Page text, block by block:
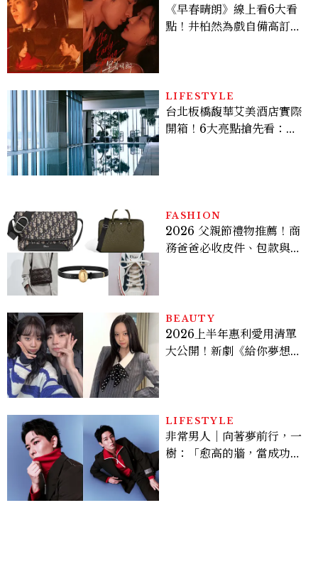
《早春晴朗》線上看6大看
點！井柏然為戲自備高訂，
LIFESTYLE
台北板橋馥華艾美酒店實際
開箱！6大亮點搶先看：新
FASHION
2026 父親節禮物推薦！商
務爸爸必收皮件、包款與鞋
BEAUTY
2026上半年惠利愛用清單
大公開！新劇《給你夢想》
LIFESTYLE
非常男人｜向著夢前行，一
樹：「愈高的牆，當成功爬